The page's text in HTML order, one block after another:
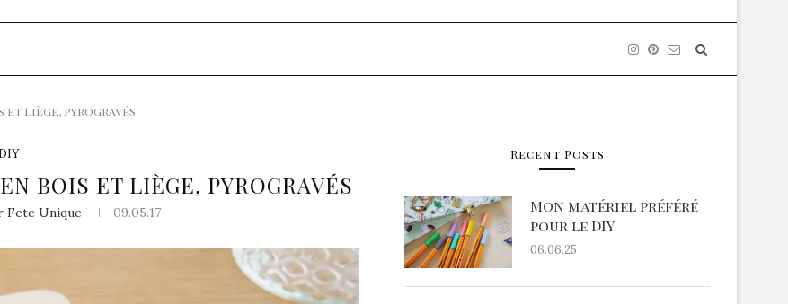
et liège, pyrogravés
DIY
BOIS ET LIÈGE, PYROGRAVÉS
Fete Unique 09.05.17
Recent Posts
Mon matériel préféré
pour le DIY
06.06.25